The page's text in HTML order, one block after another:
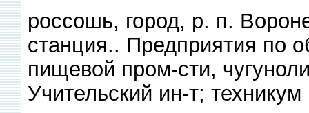
россошь, город, р. п.
станция.. Предприятия по
пищевой пром-сти,
Учительский ин-т;